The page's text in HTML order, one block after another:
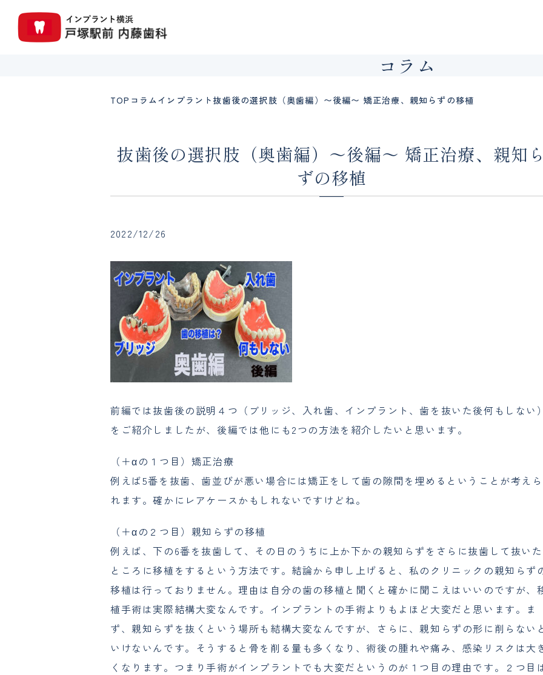
コラム
TOP コラムインプラント 抜歯後の選択肢（奥歯編）〜後編〜 矯正治療、親知らずの移植
抜歯後の選択肢（奥歯編）〜後編〜 矯正治療、親知ら
ずの移植
2022/12/26
前編では抜歯後の説明４つ（ブリッジ、入れ歯、インプラント、歯を抜いた後何もしない）
をご紹介しましたが、後編では他にも2つの方法を紹介したいと思います。
（＋αの１つ目）矯正治療
例えば5番を抜歯、歯並びが悪い場合には矯正をして歯の隙間を埋めるということが考えら
れます。確かにレアケースかもしれないですけどね。
（＋αの２つ目）親知らずの移植
例えば、下の6番を抜歯して、その日のうちに上か下かの親知らずをさらに抜歯して抜いた
ところに移植をするという方法です。結論から申し上げると、私のクリニックの親知らず
移植は行っておりません。理由は自分の歯の移植と聞くと確かに聞こえはいいのですが、
植手術は実際結構大変なんです。インプラントの手術よりもよほど大変だと思います。ま
ず、親知らずを抜くという場所も結構大変なんですが、さらに、親知らずの形に削らない
いけないんです。そうすると骨を削る量も多くなり、術後の腫れや痛み、感染リスクは大
くなります。つまり手術がインプラントでも大変だというのが１つ目の理由です。２つ目